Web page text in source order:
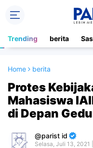
Trending berita
Home berita
Protes
Mahasiswa
di Depan
parist id
Selasa, Juli 13, 2021